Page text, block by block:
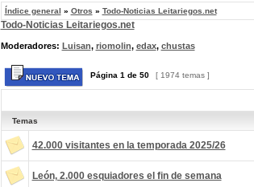
Índice general » Otros » Todo-Noticias Leitariegos.net
Todo-Noticias Leitariegos.net
Moderadores: Luisan, riomolin, edax, chustas
Página 1 de 50 [ 1974 temas ]
Temas
42.000 visitantes en la temporada 2025/26
León, 2.000 esquiadores el fin de semana